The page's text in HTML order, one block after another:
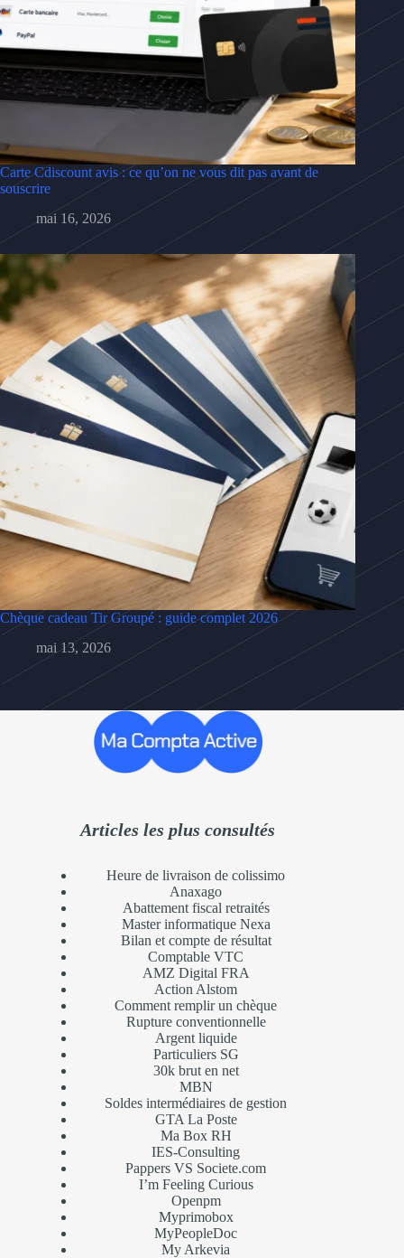
Carte Cdiscount avis : ce qu’on ne vous dit pas avant de
souscrire
mai 16, 2026
Chèque cadeau Tir Groupé : guide complet 2026
mai 13, 2026
Articles les plus consultés
Heure de livraison de colissimo
Anaxago
Abattement fiscal retraités
Master informatique Nexa
Bilan et compte de résultat
Comptable VTC
AMZ Digital FRA
Action Alstom
Comment remplir un chèque
Rupture conventionnelle
Argent liquide
Particuliers SG
30k brut en net
MBN
Soldes intermédiaires de gestion
GTA La Poste
Ma Box RH
IES-Consulting
Pappers VS Societe.com
I’m Feeling Curious
Openpm
Myprimobox
MyPeopleDoc
My Arkevia